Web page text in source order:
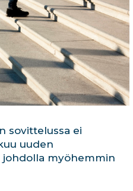
k
sovittelussa ei
uuden
myöhemmin